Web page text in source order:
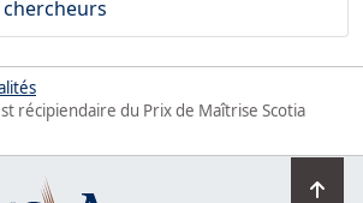
récipiendaire du Prix de Maîtrise Scotia